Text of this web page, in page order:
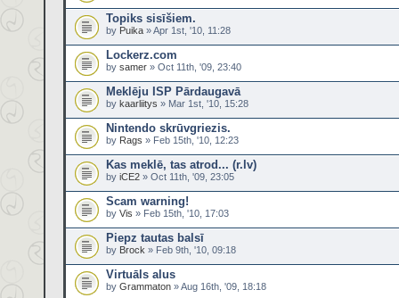
Topiks sisīšiem.
by Puika » Apr 1st, '10, 11:28
Lockerz.com
by samer » Oct 11th, '09, 23:40
Meklēju ISP Pārdaugavā
by kaarliitys » Mar 1st, '10, 15:28
Nintendo skrūvgriezis.
by Rags » Feb 15th, '10, 12:23
Kas meklē, tas atrod... (r.lv)
by iCE2 » Oct 11th, '09, 23:05
Scam warning!
by Vis » Feb 15th, '10, 17:03
Piepz tautas balsī
by Brock » Feb 9th, '10, 09:18
Virtuāls alus
by Grammaton » Aug 16th, '09, 18:18